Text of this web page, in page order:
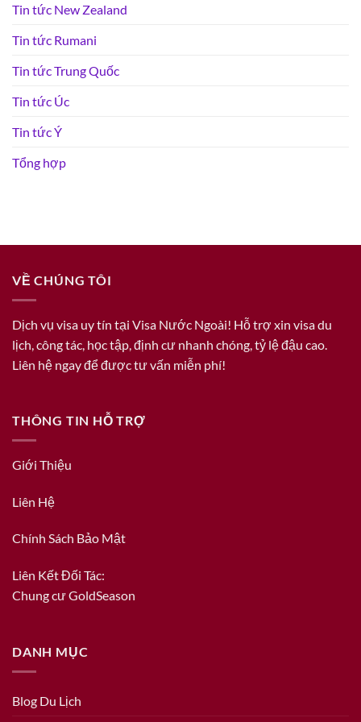
Tin tức New Zealand
Tin tức Rumani
Tin tức Trung Quốc
Tin tức Úc
Tin tức Ý
Tổng hợp
VỀ CHÚNG TÔI
Dịch vụ visa uy tín tại Visa Nước Ngoài! Hỗ trợ xin visa du
lịch, công tác, học tập, định cư nhanh chóng, tỷ lệ đậu cao.
Liên hệ ngay để được tư vấn miễn phí!
THÔNG TIN HỖ TRỢ
Giới Thiệu
Liên Hệ
Chính Sách Bảo Mật
Liên Kết Đối Tác:
Chung cư GoldSeason
DANH MỤC
Blog Du Lịch